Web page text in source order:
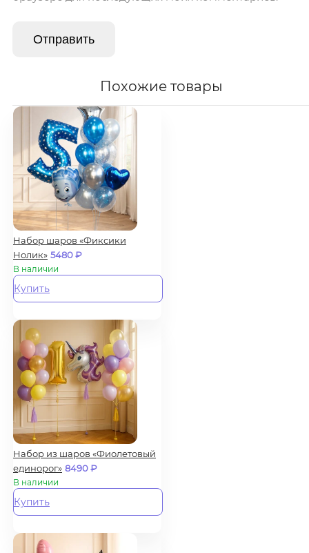
Похожие товары
Набор шаров «Фиксики
Нолик» 5480₽
В наличии
Купить
Набор из шаров «Фиолетовый
единорог» 8490₽
В наличии
Купить